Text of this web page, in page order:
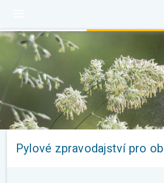
Pylové zpravodajství pro